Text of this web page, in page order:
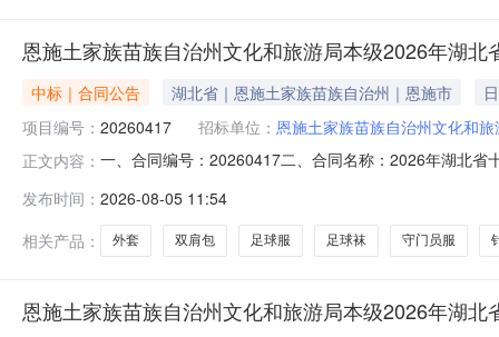
恩施土家族苗族自治州文化和旅游局本级2026年湖
中标｜合同公告 湖北省｜恩施土家族苗族自治州｜恩施市
项目编号： 20260417 招标单位： 恩施土家族苗族自治州文化和旅
正文内容： 一、合同编号：20260417二、合同名称：2026年湖北
旅局3、联系方式：189718951594、供应商（乙方）：
发布时间： 2026-08-05 11:54
相关产品：
外套 双肩包 足球服 足球袜 守门员服
恩施土家族苗族自治州文化和旅游局本级2026年湖